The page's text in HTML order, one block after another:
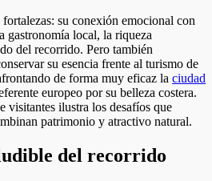
su conexión emocional con
gastronomía local, la riqueza
del recorrido. Pero también
su esencia frente al turismo de
de forma muy eficaz la ciudad
europeo por su belleza costera.
visitantes ilustra los desafíos que
patrimonio y atractivo natural.
del recorrido